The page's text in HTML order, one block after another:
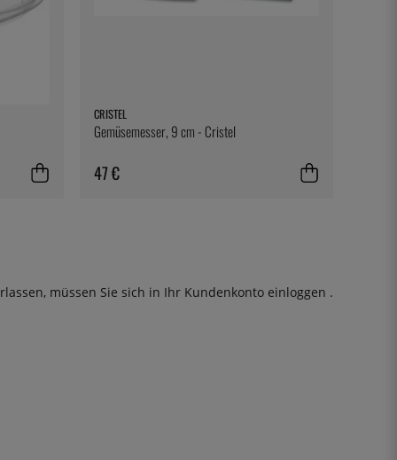
CRISTEL
Gemüsemesser, 9 cm - Cristel
47 €
müssen Sie sich in Ihr Kundenkonto einloggen .